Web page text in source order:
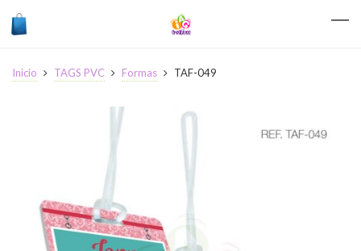
Inicio TAGS PVC Formas TAF-049